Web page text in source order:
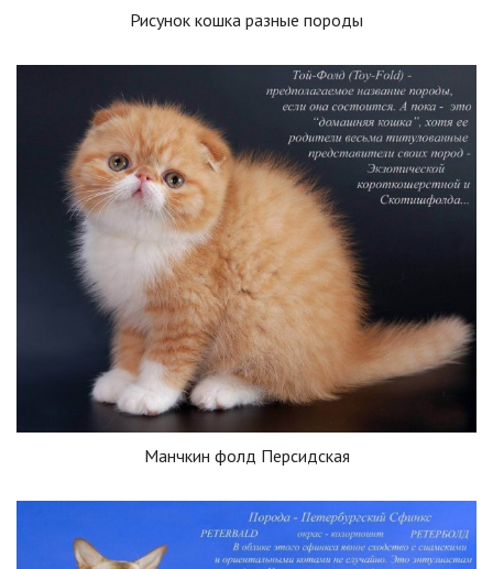
Рисунок кошка разные породы
Манчкин фолд Персидская